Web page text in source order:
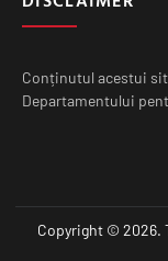
Conținutul acestui
Departamentului
Copyright © 2026.